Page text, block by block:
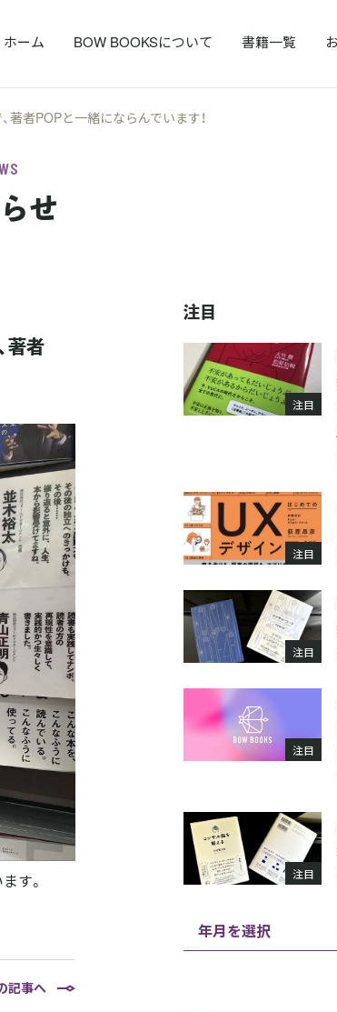
ホーム BOW BOOKSについて 書籍一覧
著者POPと一緒にならんでいます！
せ
著者
す。
記事へ
注目
注目
注目
注目
注目
注目
年月を選択